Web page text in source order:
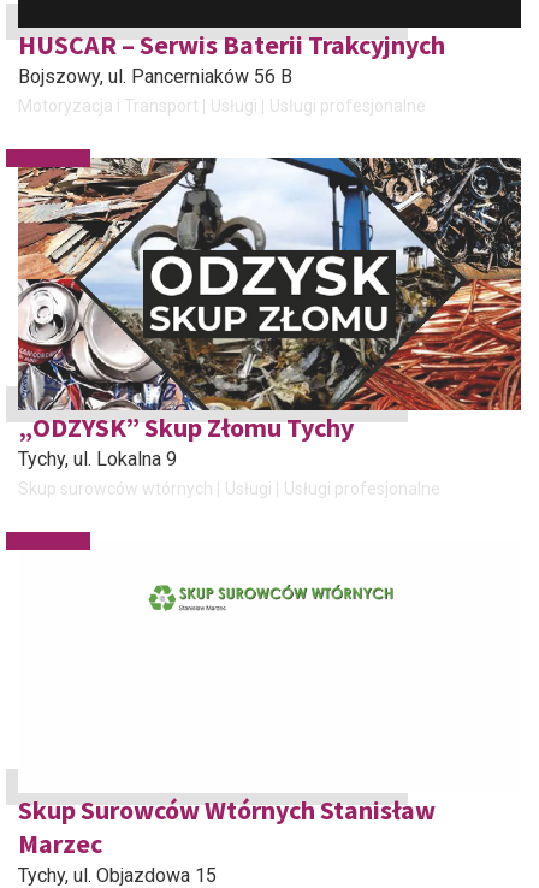
HUSCAR – Serwis Baterii Trakcyjnych
Bojszowy, ul. Pancerniaków 56 B
Motoryzacja i Transport Usługi Usługi profesjonalne
„ODZYSK” Skup Złomu Tychy
Tychy, ul. Lokalna 9
Skup surowców wtórnych Usługi Usługi profesjonalne
Skup Surowców Wtórnych Stanisław
Marzec
Tychy, ul. Objazdowa 15